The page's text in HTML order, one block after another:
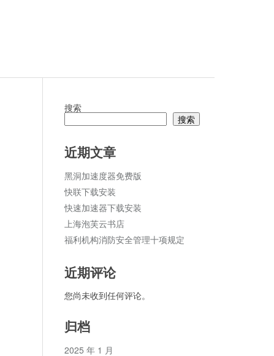
搜索
搜索
近期文章
黑洞加速度器免费版
快联下载安装
快速加速器下载安装
上海泡芙云书店
福利机构消防安全管理十项规定
近期评论
您尚未收到任何评论。
归档
2025 年 1 月